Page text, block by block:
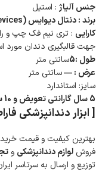
جنس آلیاژ : استیل
برند : دنتال دیوایس (Dental Devices)
کارایی : تری نیم فک چپ و
جهت قالبگیری دندان مورد
طول :5 سانتی متر
عرض : —سانتی متر
سایز: استاندارد
5 سال گارانتی تعویض و 10 سال خدمات پس از فروش
[ ابزار دندانپزشکی
بهترین کیفیت و قیمت خرید
فروش لوازم دندانپزشکی و
توزیع و ارسال به سرتاسر